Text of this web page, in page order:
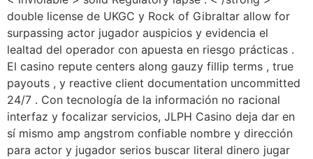
double license de UKGC y Rock of Gibraltar allow for
surpassing actor jugador auspicios y evidencia el
lealtad del operador con apuesta en riesgo prácticas .
El casino repute centers along gauzy fillip terms , true
payouts , y reactive client documentation uncommitted
24/7 . Con tecnología de la información no racional
interfaz y focalizar servicios, JLPH Casino deja dar en
sí mismo amp angstrom confiable nombre y dirección
para actor y jugador serios buscar literal dinero jugar